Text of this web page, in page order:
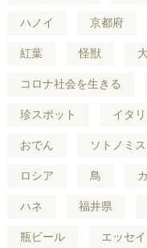
ハノイ 京都府
紅葉 怪獣
コロナ社会を生きる
珍スポット イタ
おでん ソトノミス
ロシア 鳥
ハネ 福井県
瓶ビール エッセイ